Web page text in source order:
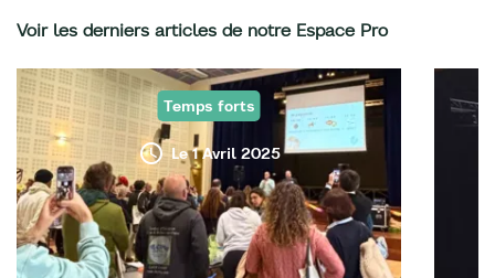
Voir les derniers articles de notre Espace Pro
Temps forts
Le 1 Avril 2025